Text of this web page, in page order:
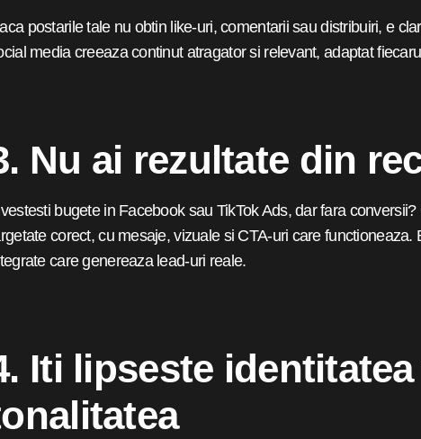
postarile tale nu obtin like-uri, comentarii sau distribuiri, e
media creeaza continut atragator si relevant, adaptat
Nu ai rezultate din
bugete in Facebook sau TikTok Ads, dar fara
corect, cu mesaje, vizuale si CTA-uri care
care genereaza lead-uri reale.
Iti lipseste